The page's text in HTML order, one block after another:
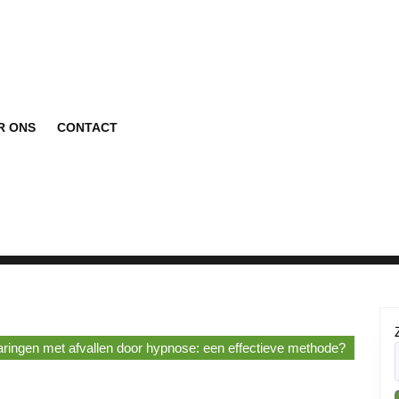
ONS CONTACT
met afvallen door hypnose: een effectieve methode?